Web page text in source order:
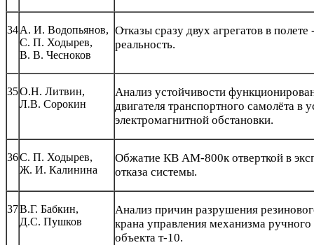
34А. И. Водопьянов,
С. П. Ходырев,
В. В. Чесноков
Отказы сразу двух агрегатов в полете
реальность.
35О.Н. Литвин,
Л.В. Сорокин
Анализ устойчивости
двигателя транспортного самолёта в
электромагнитной обстановки.
36С. П. Ходырев,
Ж. И. Калинина
Обжатие КВ АМ-800к отверткой в
отказа системы.
37В.Г. Бабкин,
Д.С. Пушков
Анализ причин разрушения
крана управления механизма
объекта т-10.